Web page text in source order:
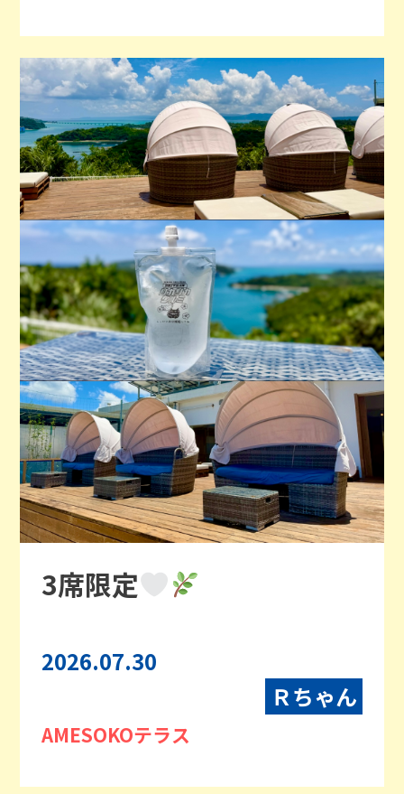
3席限定
2026.07.30
Ｒちゃん
AMESOKOテラス